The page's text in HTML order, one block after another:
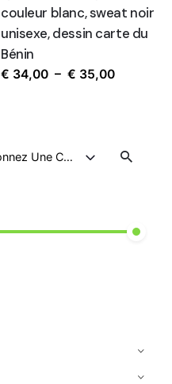
Sélectionnez Une Catégorie
couleur blanc, sweat noir
unisexe, dessin carte du
Bénin
€ 34,00 – € 35,00Plage
à